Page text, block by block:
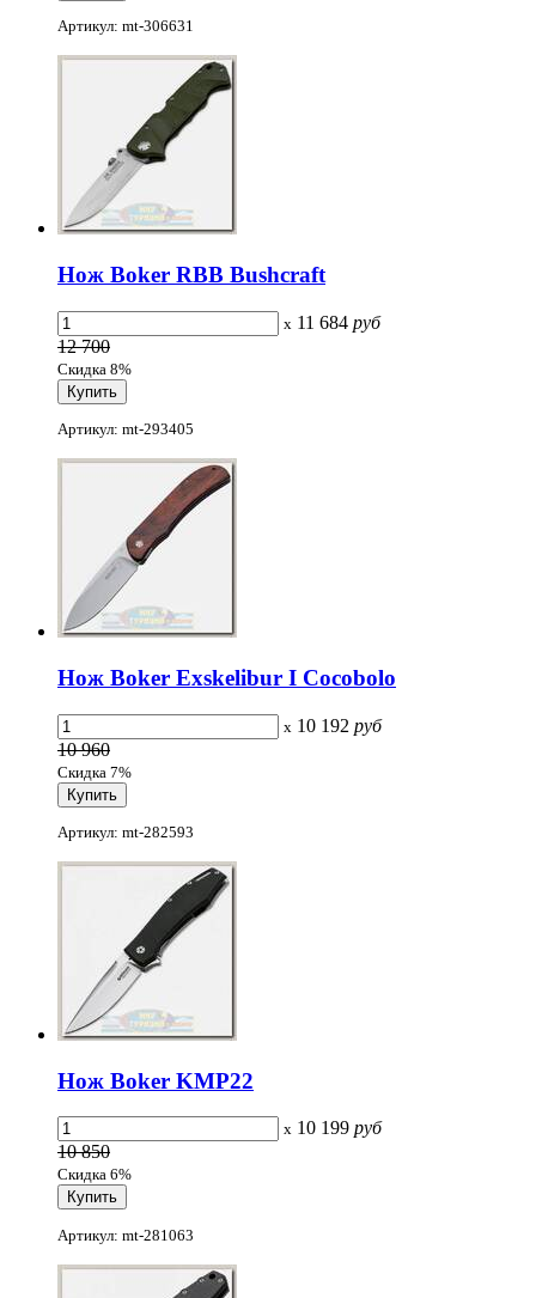
Артикул: mt-306631
Нож Boker RBB Bushcraft
x 11 684 руб
12 700
Скидка 8%
Артикул: mt-293405
Нож Boker Exskelibur I Cocobolo
x 10 192 руб
10 960
Скидка 7%
Артикул: mt-282593
Нож Boker KMP22
x 10 199 руб
10 850
Скидка 6%
Артикул: mt-281063